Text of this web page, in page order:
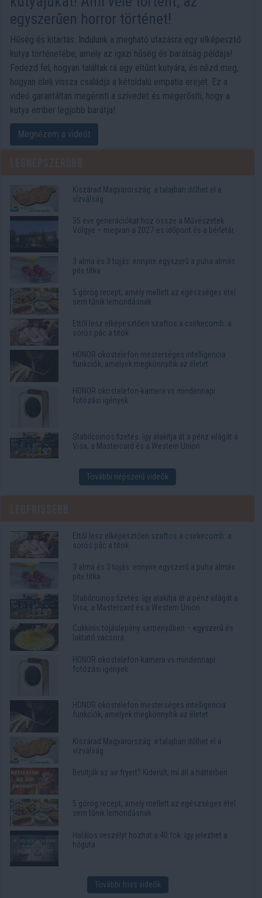
egyszerűen horror történet!
Hűség és kitartás. Indulunk a megható utazásra egy elképesztő
kutya történetébe, amely az igazi hűség és barátság példája!
Fedezd fel, hogyan találtak rá egy eltűnt kutyára, és nézd meg,
hogyan öleli vissza családja a kétoldalú empátia erejét. Ez a
videó garantáltan megérinti a szívedet és megerősíti, hogy a
kutya ember legjobb barátja!
Megnézem a videót
Kiszárad Magyarország: a talajban dőlhet el a
vízválság
35 éve generációkat hoz össze a Művészetek
Völgye – megvan a 2027-es időpont és a bérletár
3 alma és 3 tojás: ennyire egyszerű a puha almás
pite titka
5 görög recept, amely mellett az egészséges étel
sem tűnik lemondásnak
Ettől lesz elképesztően szaftos a csirkecomb: a
sörös pác a titok
HONOR okostelefon mesterséges intelligencia
funkciók, amelyek megkönnyítik az életet
HONOR okostelefon-kamera vs mindennapi
fotózási igények
Stabilcoinos fizetés: így alakítja át a pénz világát a
Visa, a Mastercard és a Western Union
További népszerű videók
Ettől lesz elképesztően szaftos a csirkecomb: a
sörös pác a titok
3 alma és 3 tojás: ennyire egyszerű a puha almás
pite titka
Stabilcoinos fizetés: így alakítja át a pénz világát a
Visa, a Mastercard és a Western Union
Cukkinis tojáslepény serpenyőben – egyszerű és
laktató vacsora
HONOR okostelefon-kamera vs mindennapi
fotózási igények
HONOR okostelefon mesterséges intelligencia
funkciók, amelyek megkönnyítik az életet
Kiszárad Magyarország: a talajban dőlhet el a
vízválság
Betiltják az air fryert? Kiderült, mi áll a háttérben
5 görög recept, amely mellett az egészséges étel
sem tűnik lemondásnak
Halálos veszélyt hozhat a 40 fok: így jelezhet a
hőguta
További friss videók